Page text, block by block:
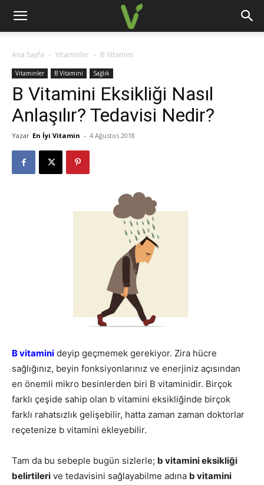
Ana Sayfa Vitaminler B Vitamini
Vitaminler B Vitamini Sağlık
B Vitamini Eksikliği Nasıl
Anlaşılır? Tedavisi Nedir?
Yazar En İyi Vitamin - 4 Ağustos 2018
B vitamini deyip geçmemek gerekiyor. Zira hücre
sağlığınız, beyin fonksiyonlarınız ve enerjiniz açısından
en önemli mikro besinlerden biri B vitaminidir. Birçok
farklı çeşide sahip olan b vitamini eksikliğinde birçok
farklı rahatsızlık gelişebilir, hatta zaman zaman doktorlar
reçetenize b vitamini ekleyebilir.
Tam da bu sebeple bugün sizlerle; b vitamini eksikliği
belirtileri ve tedavisini sağlayabilme adına b vitamini